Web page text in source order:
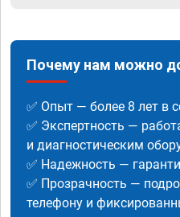
Почему нам можно
✅ Опыт — более 8 лет в
✅ Экспертность —
и диагностическим
✅ Надежность —
✅ Прозрачность —
телефону и